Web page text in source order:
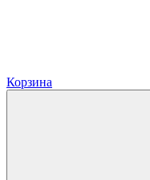
Корзина